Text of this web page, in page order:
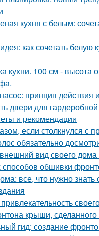
кухня с белым:
как сочетать белую
кухни. 100 см - высота
принцип действия
двери для
и рекомендации
если столкнулся с
обязательно
вид своего
обшивки
все, что нужно
крыши, сделанного
гид: создание